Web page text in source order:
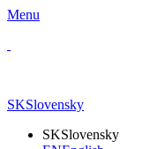
Menu
SKSlovensky
SKSlovensky